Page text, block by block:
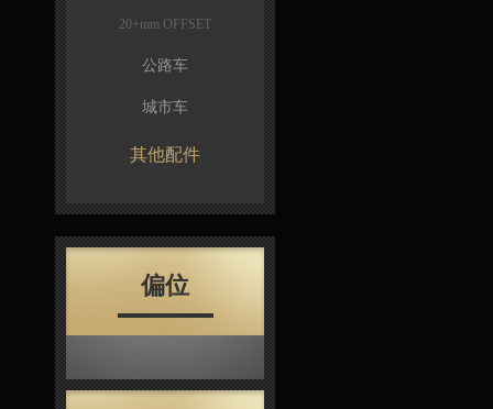
20+mm OFFSET
公路车
城市车
其他配件
偏位